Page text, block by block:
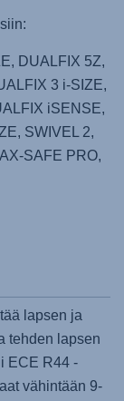
DUALFIX 5Z,
3 i-SIZE,
iSENSE,
SWIVEL 2,
SAFE PRO,
lapsen ja
tehden lapsen
ECE R44 -
vähintään 9-